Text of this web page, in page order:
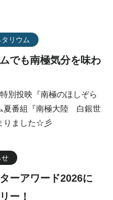
リウム
でも南極気分を味わ
別投映『南極のほしぞら
夏番組『南極大陸 白銀世
りました☆彡
せ
ーアワード2026に
ー！